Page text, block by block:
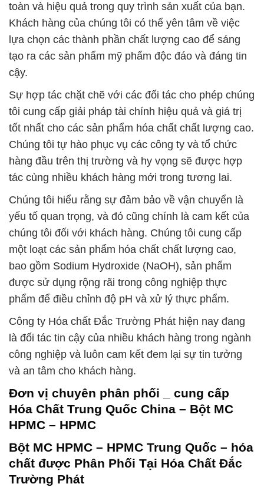
toàn và hiệu quả trong quy trình sản xuất của bạn.
Khách hàng của chúng tôi có thể yên tâm về việc
lựa chọn các thành phần chất lượng cao để sáng
tạo ra các sản phẩm mỹ phẩm độc đáo và đáng tin
cậy.
Sự hợp tác chặt chẽ với các đối tác cho phép chúng
tôi cung cấp giải pháp tài chính hiệu quả và giá trị
tốt nhất cho các sản phẩm hóa chất chất lượng cao.
Chúng tôi tự hào phục vụ các công ty và tổ chức
hàng đầu trên thị trường và hy vọng sẽ được hợp
tác cùng nhiều khách hàng mới trong tương lai.
Chúng tôi hiểu rằng sự đảm bảo về vận chuyển là
yếu tố quan trọng, và đó cũng chính là cam kết của
chúng tôi đối với khách hàng. Chúng tôi cung cấp
một loạt các sản phẩm hóa chất chất lượng cao,
bao gồm Sodium Hydroxide (NaOH), sản phẩm
được sử dụng rộng rãi trong công nghiệp thực
phẩm để điều chỉnh độ pH và xử lý thực phẩm.
Công ty Hóa chất Đắc Trường Phát hiện nay đang
là đối tác tin cậy của nhiều khách hàng trong ngành
công nghiệp và luôn cam kết đem lại sự tin tưởng
và an tâm cho khách hàng.
Đơn vị chuyên phân phối _ cung cấp
Hóa Chất Trung Quốc China – Bột MC
HPMC – HPMC
Bột MC HPMC – HPMC Trung Quốc – hóa
chất được Phân Phối Tại Hóa Chất Đắc
Trường Phát